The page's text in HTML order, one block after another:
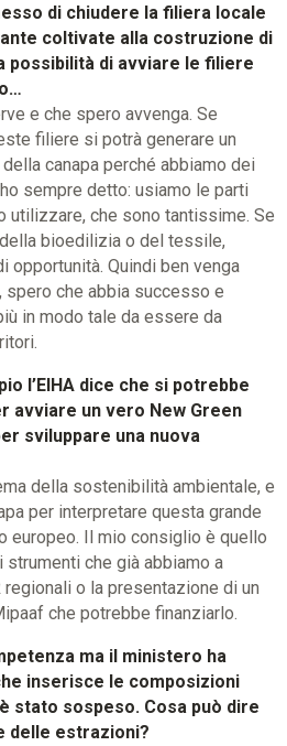
di chiudere la filiera locale
coltivate alla costruzione di
possibilità di avviare le filiere
e che spero avvenga. Se
filiere si potrà generare un
canapa perché abbiamo dei
sempre detto: usiamo le parti
utilizzare, che sono tantissime. Se
bioedilizia o del tessile,
opportunità. Quindi ben venga
che abbia successo e
in modo tale da essere da
l’EIHA dice che si potrebbe
avviare un vero New Green
sviluppare una nuova
della sostenibilità ambientale, e
per interpretare questa grande
europeo. Il mio consiglio è quello
che già abbiamo a
o la presentazione di un
che potrebbe finanziarlo.
ma il ministero ha
inserisce le composizioni
è stato sospeso. Cosa può dire
delle estrazioni?